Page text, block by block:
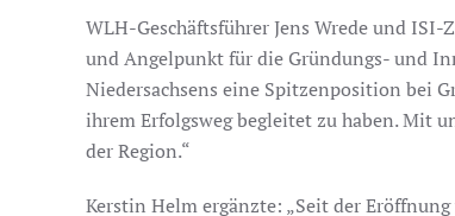
WLH-Geschäftsführer Jens Wrede und
und Angelpunkt für die Gründungs- und
Niedersachsens eine Spitzenposition bei
ihrem Erfolgsweg begleitet zu haben. Mit
der Region.“
Kerstin Helm ergänzte: „Seit der